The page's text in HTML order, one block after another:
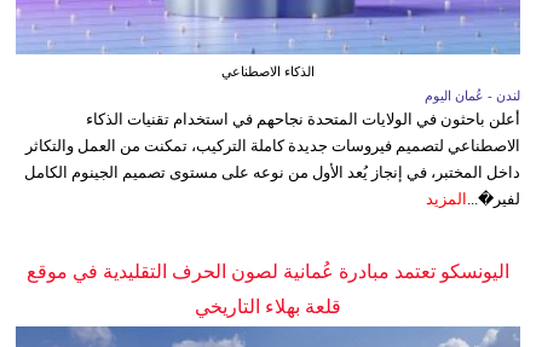
الذكاء الاصطناعي
لندن - عُمان اليوم
أعلن باحثون في الولايات المتحدة نجاحهم في استخدام تقنيات الذكاء
الاصطناعي لتصميم فيروسات جديدة كاملة التركيب، تمكنت من العمل والتكاثر
داخل المختبر، في إنجاز يُعد الأول من نوعه على مستوى تصميم الجينوم الكامل
لفير�... المزيد
اليونسكو تعتمد مبادرة عُمانية لصون الحرف التقليدية في موقع
قلعة بهلاء التاريخي